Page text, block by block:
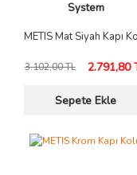
System
METIS Mat Siyah Kapı
3.102,00 TL 2.791,80
Sepete Ekle